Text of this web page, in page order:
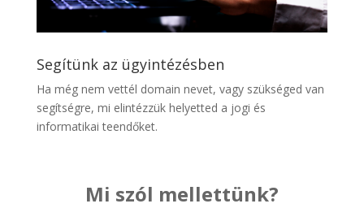
Segítünk az ügyintézésben
Ha még nem vettél domain nevet, vagy szükséged van
segítségre, mi elintézzük helyetted a jogi és
informatikai teendőket.
Mi szól mellettünk?